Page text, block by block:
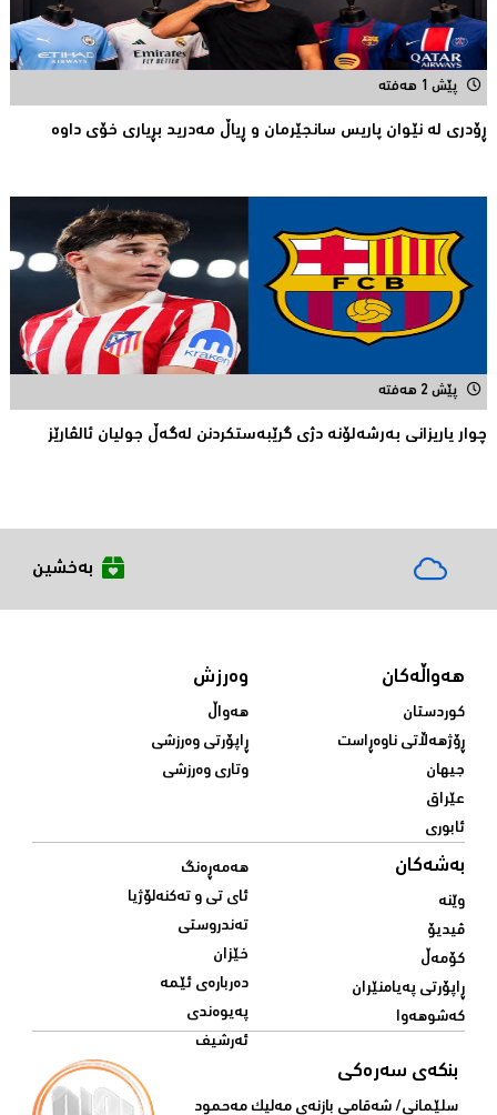
پێش 1 هەفتە
ڕۆدری لە نێوان پاریس سانجێرمان و ڕیاڵ مەدرید بڕیاری خۆی داوە
پێش 2 هەفتە
چوار یاریزانی بەرشەلۆنە دژی گرێبەستکردنن لەگەڵ جولیان ئالڤارێز
بەخشین
هەواڵەکان
کوردستان
ڕۆژهەڵاتی ناوەڕاست
جیهان
عێراق
ئابوری
وەرزش
هەواڵ
ڕاپۆرتی وەرزشی
وتاری وەرزشی
بەشەکان
وێنە
ڤیدیۆ
کۆمەڵ
ڕاپۆرتی پەیامنێران
کەشوهەوا
هەمەڕەنگ
ئای تی و تەکنەلۆژیا
تەندروستی
خێزان
دەربارەی ئێمە
پەیوەندی
ئەرشیف
بنکەی سەرەکی
سلێمانی/ شه‌قامی بازنه‌ی مه‌لیک مه‌حمود